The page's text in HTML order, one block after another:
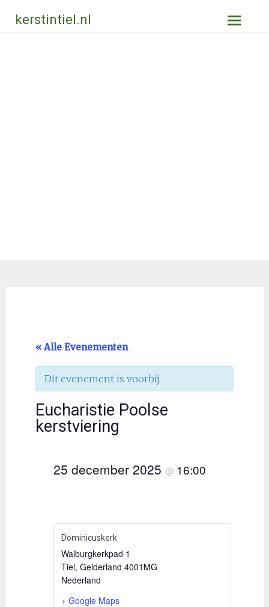
naar
de
kerstintiel.nl
« Alle Evenementen
Dit evenement is voorbij.
Eucharistie Poolse
kerstviering
25 december 2025 @ 16:00
Dominicuskerk
Walburgkerkpad 1
Tiel, Gelderland 4001MG
Nederland
+ Google Maps